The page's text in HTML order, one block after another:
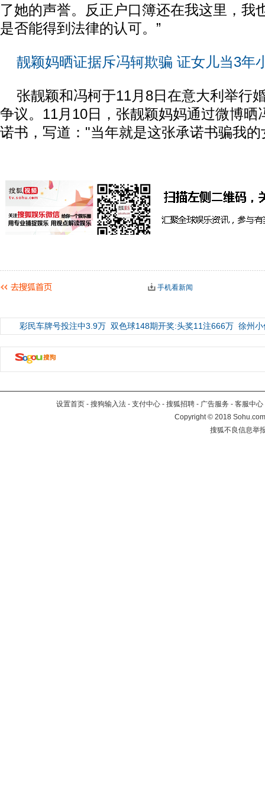
了她的声誉。反正户口簿还在我这里，我
是否能得到法律的认可。”
靓颖妈晒证据斥冯轲欺骗 证女儿当3年
张靓颖和冯柯于11月8日在意大利举行
争议。11月10日，张靓颖妈妈通过微博晒
诺书，写道："当年就是这张承诺书骗我的
手机看新闻
彩民车牌号投注中3.9万 双色球148期开奖:头奖11注666万 徐州
设置首页 - 搜狗输入法 - 支付中心 - 搜狐招聘 - 广告服务 - 客服中心
Copyright©2018
搜狐不良信息举